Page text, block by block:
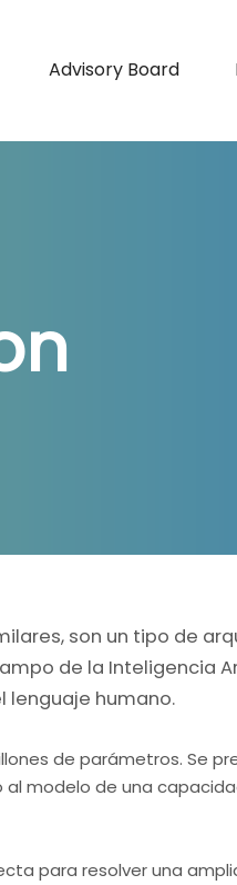
Advisory Board
son un tipo de
de la Inteligencia
lenguaje humano.
de parámetros. Se
modelo de una
para resolver una